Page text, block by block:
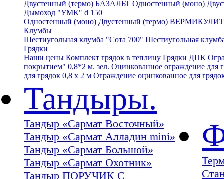
Двустенный (термо) БАЗАЛЬТ Одностенный (моно)
Дымоход "УМК" d 150
Одностенный (моно) Двустенный (термо) ВЕРМИКУЛИТ
Клумбы
Шестиугольная клумба "Сота 700" Шестиугольная
Грядки
Наши цены Комплект грядок в теплицу Грядки ДПК
покрытием" 0,8*2 м. зел. Оцинкованное ограждение для
для грядок 0,8 х 2 м Ограждение оцинкованное для
Тандыры.
Тандыр «Сармат Восточный»
Тандыр «Сармат Алладин mini»
Тандыр «Сармат Большой»
Тандыр «Сармат Охотник»
Тандыр ПОРУЧИК С